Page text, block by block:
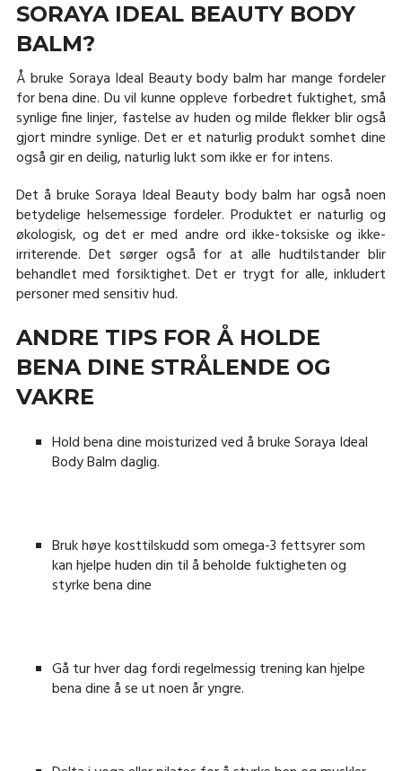
SORAYA IDEAL BEAUTY BODY
BALM?
Å bruke Soraya Ideal Beauty body balm har mange fordeler
for bena dine. Du vil kunne oppleve forbedret fuktighet, små
synlige fine linjer, fastelse av huden og milde flekker blir også
gjort mindre synlige. Det er et naturlig produkt somhet dine
også gir en deilig, naturlig lukt som ikke er for intens.
Det å bruke Soraya Ideal Beauty body balm har også noen
betydelige helsemessige fordeler. Produktet er naturlig og
økologisk, og det er med andre ord ikke-toksiske og ikke-
irriterende. Det sørger også for at alle hudtilstander blir
behandlet med forsiktighet. Det er trygt for alle, inkludert
personer med sensitiv hud.
ANDRE TIPS FOR Å HOLDE
BENA DINE STRÅLENDE OG
VAKRE
Hold bena dine moisturized ved å bruke Soraya Ideal
Body Balm daglig.
Bruk høye kosttilskudd som omega-3 fettsyrer som
kan hjelpe huden din til å beholde fuktigheten og
styrke bena dine
Gå tur hver dag fordi regelmessig trening kan hjelpe
bena dine å se ut noen år yngre.